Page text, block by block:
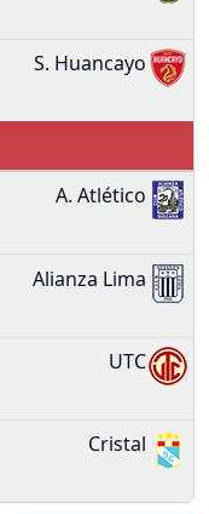
S. Huancayo
A. Atlético
Alianza Lima
UTC
Cristal